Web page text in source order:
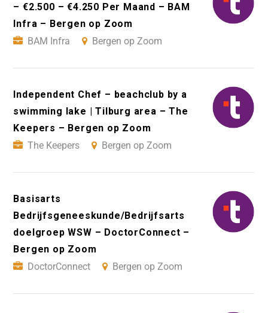
– €2.500 – €4.250 Per Maand – BAM
Infra – Bergen op Zoom
BAM Infra
Bergen op Zoom
Independent Chef – beachclub by a
swimming lake | Tilburg area – The
Keepers – Bergen op Zoom
The Keepers
Bergen op Zoom
Basisarts
Bedrijfsgeneeskunde/Bedrijfsarts
doelgroep WSW – DoctorConnect –
Bergen op Zoom
DoctorConnect
Bergen op Zoom